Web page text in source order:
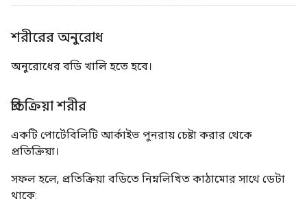
শরীরের অনুরোধ
অনুরোধের বডি খালি হতে হবে।
প্রতিক্রিয়া শরীর
একটি পোর্টেবিলিটি আর্কাইভ পুনরায় চেষ্টা করার থেকে
প্রতিক্রিয়া।
সফল হলে, প্রতিক্রিয়া বডিতে নিম্নলিখিত কাঠামোর সাথে ডেটা
থাকে: